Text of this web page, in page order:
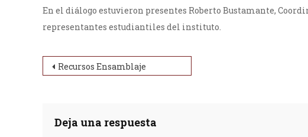
En el diálogo estuvieron presentes Roberto Bustamante,
representantes estudiantiles del instituto.
Navegación de entradas
Recursos Ensamblaje
Deja una respuesta